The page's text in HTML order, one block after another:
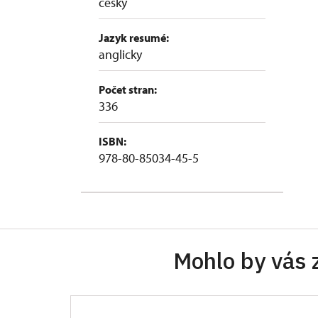
Jazyk resumé:
anglicky
Počet stran:
336
ISBN:
978-80-85034-45-5
Mohlo by vás